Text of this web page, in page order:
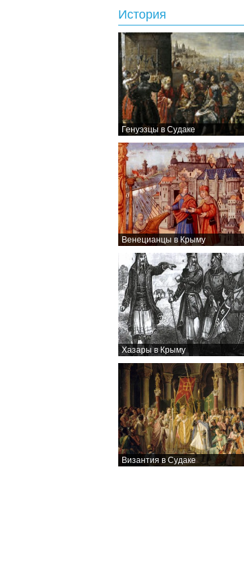
История
Генуэзцы в Судаке
Венецианцы в Крыму
Хазары в Крыму
Византия в Судаке